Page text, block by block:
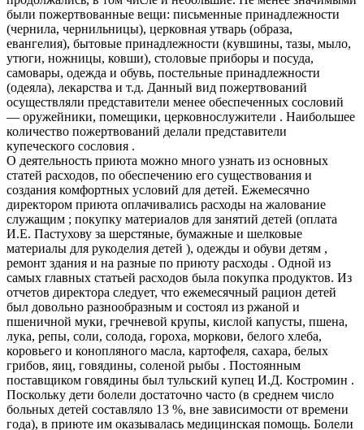
были пожертвованные вещи: письменные принадлежности
(чернила, чернильницы), церковная утварь (образа,
евангелия), бытовые принадлежности (кувшины, тазы, мыло,
утюги, ножницы, ковши), столовые приборы и посуда,
самовары, одежда и обувь, постельные принадлежности
(одеяла), лекарства и т.д. Данный вид пожертвований
осуществляли представители менее обеспеченных сословий
— оружейники, помещики, церковнослужители . Наибольшее
количество пожертвований делали представители
купеческого сословия .
О деятельность приюта можно много узнать из основных
статей расходов, по обеспечению его существования и
создания комфортных условий для детей. Ежемесячно
директором приюта оплачивались расходы на жалование
служащим ; покупку материалов для занятий детей (оплата
И.Е. Пастухову за шерстяные, бумажные и шелковые
материалы для рукоделия детей ), одежды и обуви детям ,
ремонт здания и на разные по приюту расходы . Одной из
самых главных статьей расходов была покупка продуктов. Из
отчетов директора следует, что ежемесячный рацион детей
был довольно разнообразным и состоял из ржаной и
пшеничной муки, гречневой крупы, кислой капусты, пшена,
лука, репы, соли, солода, гороха, моркови, белого хлеба,
коровьего и конопляного масла, картофеля, сахара, белых
грибов, яиц, говядины, соленой рыбы . Постоянным
поставщиком говядины был тульский купец И.Д. Костромин .
Поскольку дети болели достаточно часто (в среднем число
больных детей составляло 13 %, вне зависимости от времени
года), в приюте им оказывалась медицинская помощь. Болели